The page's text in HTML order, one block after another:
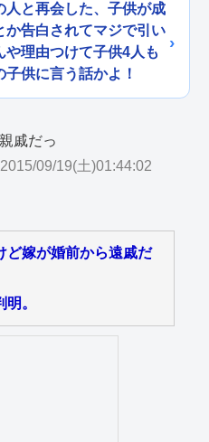
人と再会した、子供が成
か告白されてマジで引い
や理由つけて子供4人も
供に言う話かよ！
2015/09/19(土)01:44:02
ど嫁が婚前から遠戚だ
。